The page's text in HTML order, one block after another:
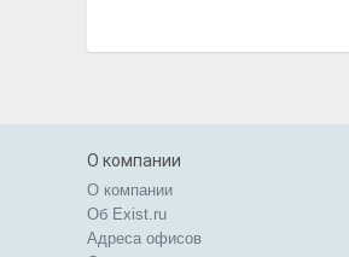
О компании
О компании
Об Exist.ru
Адреса офисов